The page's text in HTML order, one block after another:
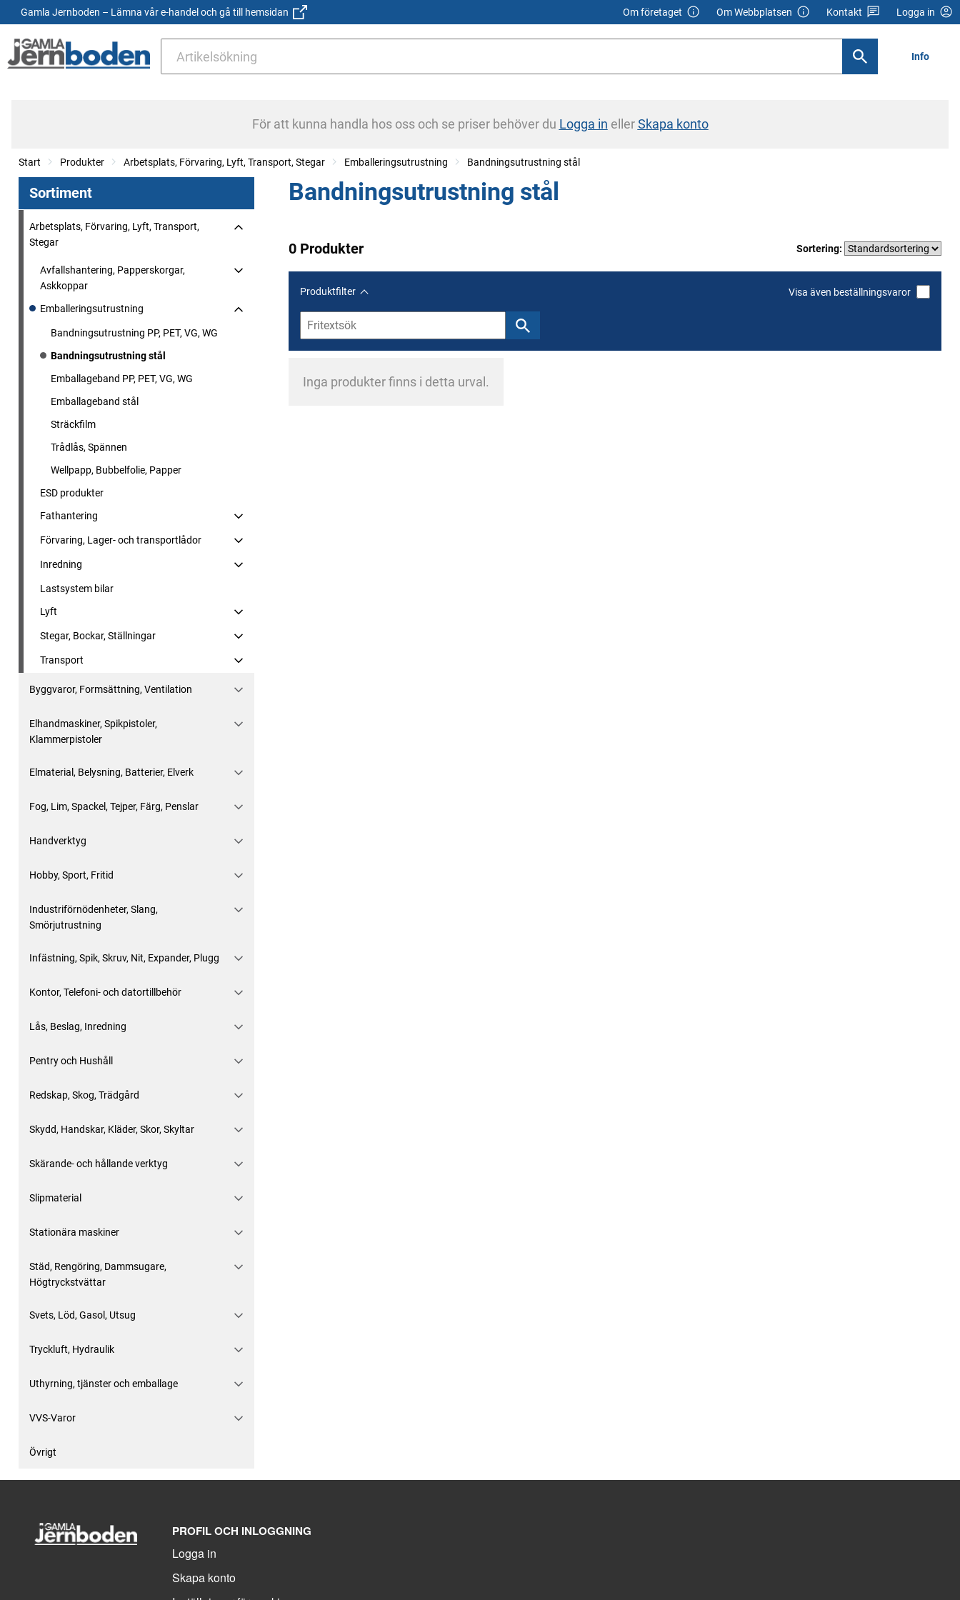
Gamla Jernboden – Lämna vår e-handel och gå till hemsidan Om företaget Om Webbplatsen Kontakt Logga in
Info
För att kunna handla hos oss och se priser behöver du Logga in ellerSkapa konto
Start Produkter Arbetsplats, Förvaring, Lyft, Transport, Stegar Emballeringsutrustning Bandningsutrustning stål
Sortiment
Arbetsplats, Förvaring, Lyft, Transport,
Stegar
Avfallshantering, Papperskorgar,
Askkoppar
Emballeringsutrustning
Bandningsutrustning PP, PET, VG, WG
Bandningsutrustning stål
Emballageband PP, PET, VG, WG
Emballageband stål
Sträckfilm
Trådlås, Spännen
Wellpapp, Bubbelfolie, Papper
ESD produkter
Fathantering
Förvaring, Lager- och transportlådor
Inredning
Lastsystem bilar
Lyft
Stegar, Bockar, Ställningar
Transport
Byggvaror, Formsättning, Ventilation
Elhandmaskiner, Spikpistoler,
Klammerpistoler
Elmaterial, Belysning, Batterier, Elverk
Fog, Lim, Spackel, Tejper, Färg, Penslar
Handverktyg
Hobby, Sport, Fritid
Industriförnödenheter, Slang,
Smörjutrustning
Infästning, Spik, Skruv, Nit, Expander, Plugg
Kontor, Telefoni- och datortillbehör
Lås, Beslag, Inredning
Pentry och Hushåll
Redskap, Skog, Trädgård
Skydd, Handskar, Kläder, Skor, Skyltar
Skärande- och hållande verktyg
Slipmaterial
Stationära maskiner
Städ, Rengöring, Dammsugare,
Högtryckstvättar
Svets, Löd, Gasol, Utsug
Tryckluft, Hydraulik
Uthyrning, tjänster och emballage
VVS-Varor
Övrigt
Bandningsutrustning stål
0 Produkter Sortering:
Produktfilter Visa även beställningsvaror
Inga produkter finns i detta urval.
PROFIL OCH INLOGGNING
Logga in
Skapa konto